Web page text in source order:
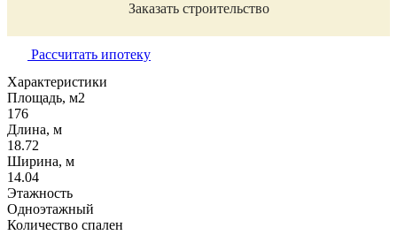
Заказать строительство
Рассчитать ипотеку
Характеристики
Площадь, м2
176
Длина, м
18.72
Ширина, м
14.04
Этажность
Одноэтажный
Количество спален